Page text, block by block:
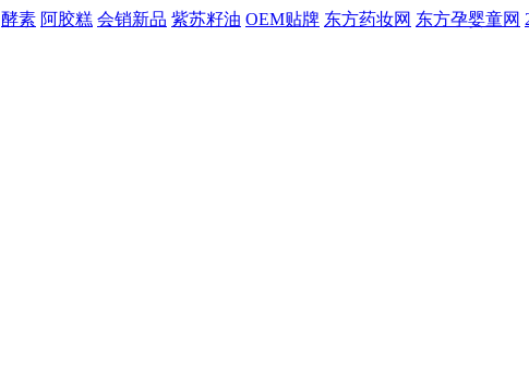
酵素 阿胶糕 会销新品 紫苏籽油 OEM贴牌 东方药妆网 东方孕婴童网